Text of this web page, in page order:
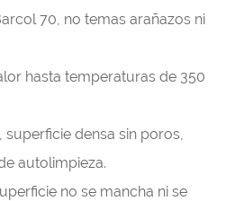
70, no temas arañazos ni
hasta temperaturas de 350
superficie densa sin poros,
autolimpieza.
no se mancha ni se